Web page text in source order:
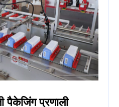
पैकेजिंग प्रणाली